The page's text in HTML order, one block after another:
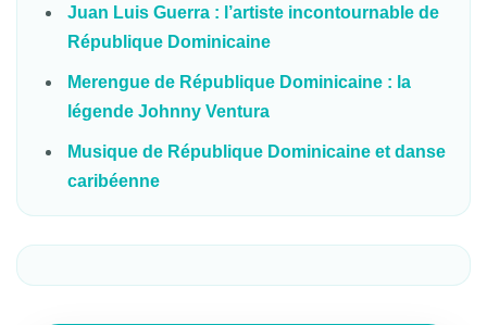
Juan Luis Guerra : l’artiste incontournable de
République Dominicaine
Merengue de République Dominicaine : la
légende Johnny Ventura
Musique de République Dominicaine et danse
caribéenne